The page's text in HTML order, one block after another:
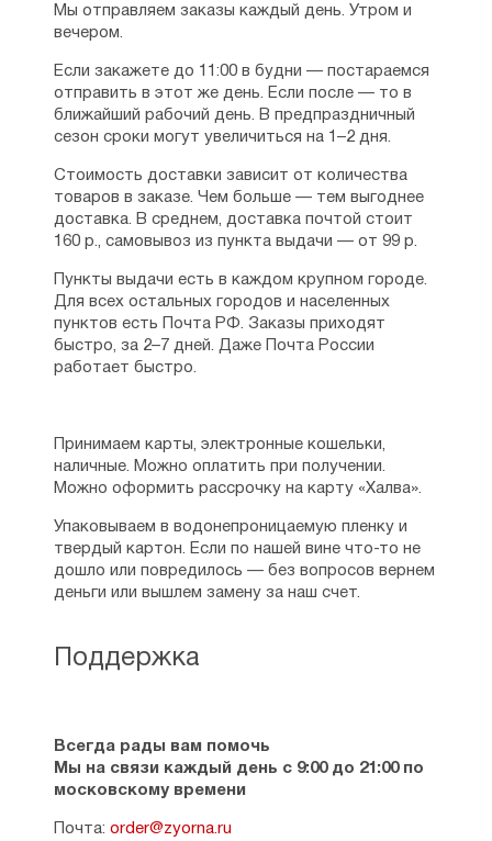
Поддержка
Всегда рады вам помочь
Мы на связи каждый день с 9:00 до 21:00 по
московскому времени
Почта: order@zyorna.ru
Мы отправляем заказы каждый день. Утром и
вечером.
Если закажете до 11:00 в будни — постараемся
отправить в этот же день. Если после — то в
ближайший рабочий день. В предпраздничный
сезон сроки могут увеличиться на 1–2 дня.
Стоимость доставки зависит от количества
товаров в заказе. Чем больше — тем выгоднее
доставка. В среднем, доставка почтой стоит
160 р., самовывоз из пункта выдачи — от 99 р.
Пункты выдачи есть в каждом крупном городе.
Для всех остальных городов и населенных
пунктов есть Почта РФ. Заказы приходят
быстро, за 2–7 дней. Даже Почта России
работает быстро.
Принимаем карты, электронные кошельки,
наличные. Можно оплатить при получении.
Можно оформить рассрочку на карту «Халва».
Упаковываем в водонепроницаемую пленку и
твердый картон. Если по нашей вине что-то не
дошло или повредилось — без вопросов вернем
деньги или вышлем замену за наш счет.